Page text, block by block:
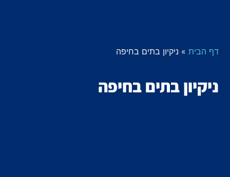
דף הבית » ניקיון בתים בחיפה
ניקיון בתים בחיפה